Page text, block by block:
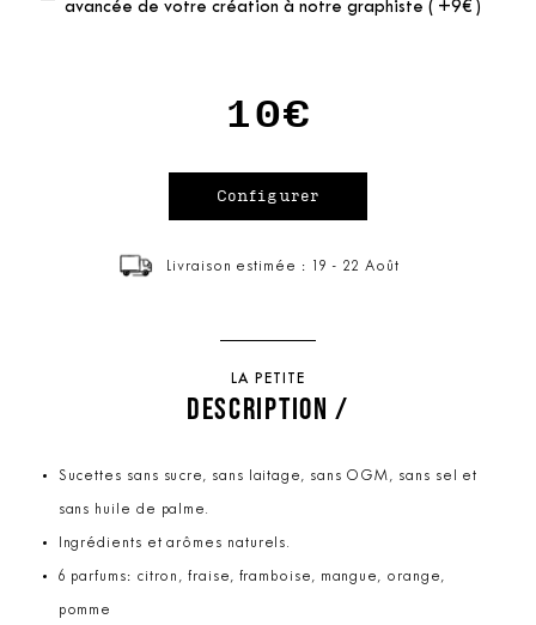
avancée de votre création à notre graphiste ( +9€ )
10€
Livraison estimée : 19 - 22 Août
LA PETITE
DESCRIPTION /
Sucettes sans sucre, sans laitage, sans OGM, sans sel et
sans huile de palme.
Ingrédients et arômes naturels.
6 parfums: citron, fraise, framboise, mangue, orange,
pomme